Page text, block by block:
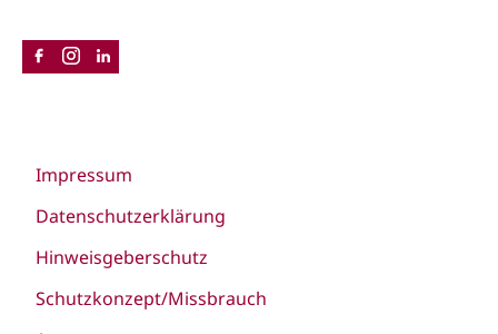
Impressum
Datenschutzerklärung
Hinweisgeberschutz
Schutzkonzept/Missbrauch